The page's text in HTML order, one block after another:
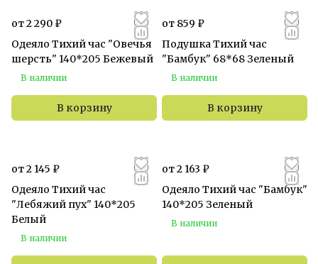
от 2 290 ₽
Одеяло Тихий час "Овечья
шерсть" 140*205 Бежевый
В наличии
В корзину
от 859 ₽
Подушка Тихий час
"Бамбук" 68*68 Зеленый
В наличии
В корзину
от 2 145 ₽
Одеяло Тихий час
"Лебяжий пух" 140*205
Белый
В наличии
от 2 163 ₽
Одеяло Тихий час "Бамбук"
140*205 Зеленый
В наличии